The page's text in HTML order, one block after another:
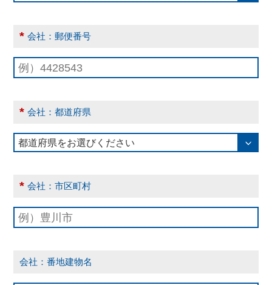
* 会社：郵便番号
* 会社：都道府県
* 会社：市区町村
会社：番地建物名